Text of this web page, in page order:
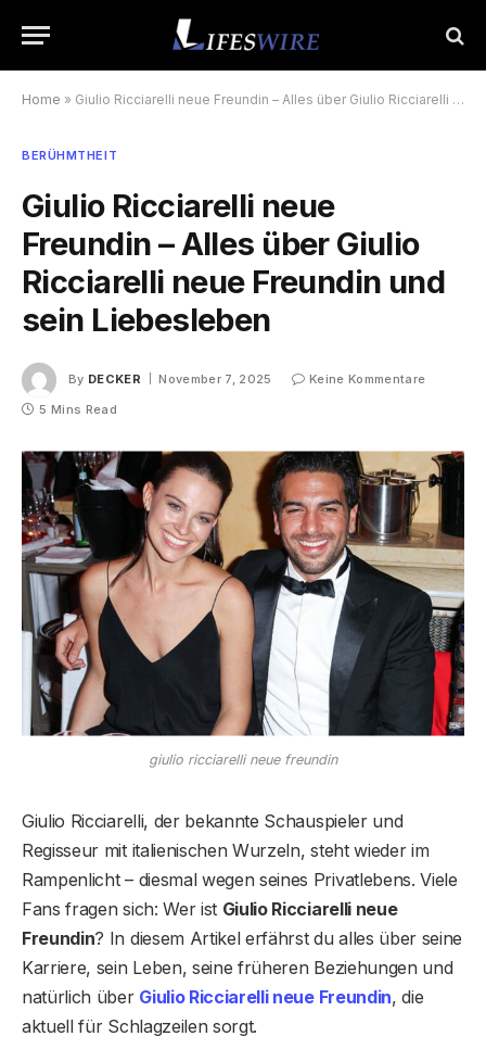
Home » Giulio Ricciarelli neue Freundin – Alles über Giulio Ricciarelli neue Freundin und sein Liebesleben
BERÜHMTHEIT
Giulio Ricciarelli neue
Freundin – Alles über Giulio
Ricciarelli neue Freundin und
sein Liebesleben
By DECKER November 7, 2025
Keine Kommentare
5 Mins Read
giulio ricciarelli neue freundin
Giulio Ricciarelli, der bekannte Schauspieler und
Regisseur mit italienischen Wurzeln, steht wieder im
Rampenlicht – diesmal wegen seines Privatlebens. Viele
Fans fragen sich: Wer ist Giulio Ricciarelli neue
Freundin? In diesem Artikel erfährst du alles über seine
Karriere, sein Leben, seine früheren Beziehungen und
natürlich über Giulio Ricciarelli neue Freundin, die
aktuell für Schlagzeilen sorgt.